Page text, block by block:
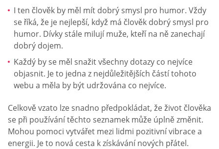
I ten člověk by měl mít dobrý smysl pro humor. Vždy
se říká, že je nejlepší, když má člověk dobrý smysl pro
humor. Dívky stále milují muže, kteří na ně zanechají
dobrý dojem.
Každý by se měl snažit všechny dotazy co nejvíce
objasnit. Je to jedna z nejdůležitějších částí tohoto
webu a měla by být udržována co nejvíce.
Celkově vzato lze snadno předpokládat, že život člověka
se při používání těchto seznamek může úplně změnit.
Mohou pomoci vytvářet mezi lidmi pozitivní vibrace a
energii. Je to nová cesta k získávání nových přátel.